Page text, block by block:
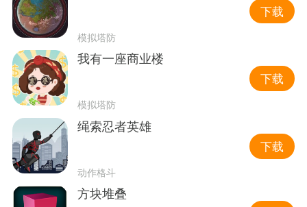
模拟塔防
下载
我有一座商业楼
模拟塔防
下载
绳索忍者英雄
动作格斗
下载
方块堆叠